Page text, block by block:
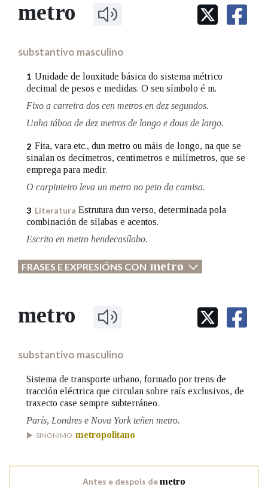
IDENTIDADE CORPORATIVA
MARCIAL DEL ADALID
FIGURAS HOMENAXEADAS
PRIMAVERA DAS LETRAS
PORTAL DAS PALABRAS
Facebook
TwitterYoutubeInstagram
Bluesky
BUSCAR NOS LEMAS
Remata por
BUSCAR NO CONTIDO
Nas definicións
OUTRAS OPCIÓNS DE BUSCA
Marcas gramaticais
Pertence a
metro
substantivo masculino
1 Unidade de lonxitude básica do sistema métrico
decimal de pesos e medidas. O seu símbolo é m.
Fixo a carreira dos cen metros en dez segundos.
Unha táboa de dez metros de longo e dous de largo.
2 Fita, vara etc., dun metro ou máis de longo, na que se
sinalan os decímetros, centímetros e milímetros, que se
emprega para medir.
O carpinteiro leva un metro no peto da camisa.
3 Literatura Estrutura dun verso, determinada pola
combinación de sílabas e acentos.
Escrito en metro hendecasílabo.
FRASES E EXPRESIÓNS CON metro
metro
substantivo masculino
Sistema de transporte urbano, formado por trens de
tracción eléctrica que circulan sobre raís exclusivos, de
traxecto case sempre subterráneo.
París, Londres e Nova York teñen metro.
SINÓNIMO metropolitano
Antes e despois demetro